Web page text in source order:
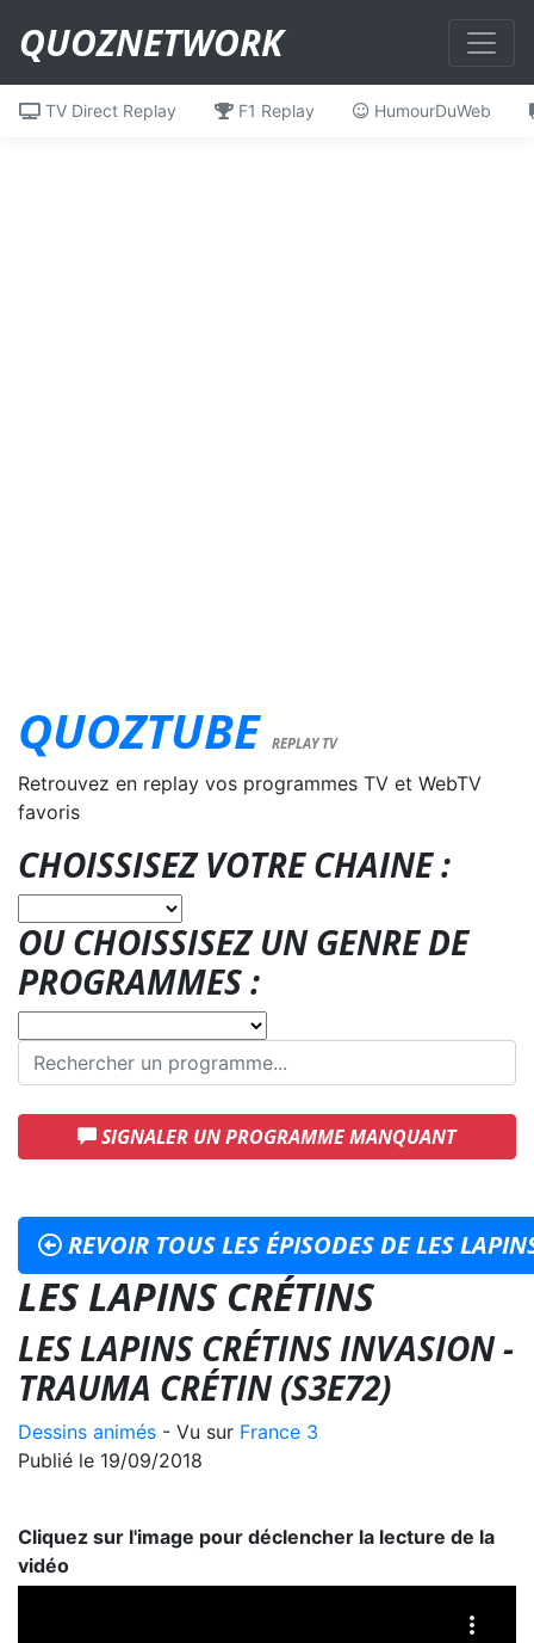
QUOZNETWORK
TV Direct Replay F1 Replay HumourDuWeb
QUOZTUBE REPLAY TV
Retrouvez en replay vos programmes TV et WebTV
favoris
CHOISSISEZ VOTRE CHAINE :
OU CHOISSISEZ UN GENRE DE
PROGRAMMES :
SIGNALER UN PROGRAMME MANQUANT
REVOIR TOUS LES ÉPISODES DE LES
LES LAPINS CRÉTINS
LES LAPINS CRÉTINS INVASION -
TRAUMA CRÉTIN (S3E72)
Dessins animés - Vu sur France 3
Publié le 19/09/2018
Cliquez sur l'image pour déclencher la lecture de la
vidéo